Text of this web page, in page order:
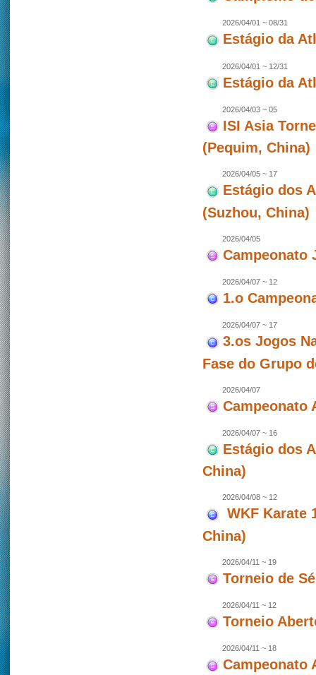
2026/04/01 ~ 08/31
Estágio da
2026/04/01 ~ 12/31
Estágio da
2026/04/03 ~ 05
ISI Asia
(Pequim, China)
2026/04/05 ~ 17
Estágio dos
(Suzhou, China)
2026/04/05
Campeonato
2026/04/07 ~ 12
1.o
2026/04/07 ~ 17
3.os Jogos
Fase do Grupo
2026/04/07
Campeonato
2026/04/07 ~ 16
Estágio dos
China)
2026/04/08 ~ 12
WKF Karate
China)
2026/04/11 ~ 19
Torneio de
2026/04/11 ~ 12
Torneio
2026/04/11 ~ 18
Campeonato